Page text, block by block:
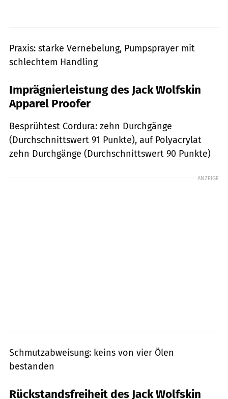
Praxis: starke Vernebelung, Pumpsprayer mit
schlechtem Handling
Imprägnierleistung des Jack Wolfskin
Apparel Proofer
Besprühtest Cordura: zehn Durchgänge
(Durchschnittswert 91 Punkte), auf Polyacrylat
zehn Durchgänge (Durchschnittswert 90 Punkte)
ANZEIGE
Schmutzabweisung: keins von vier Ölen
bestanden
Rückstandsfreiheit des Jack Wolfskin